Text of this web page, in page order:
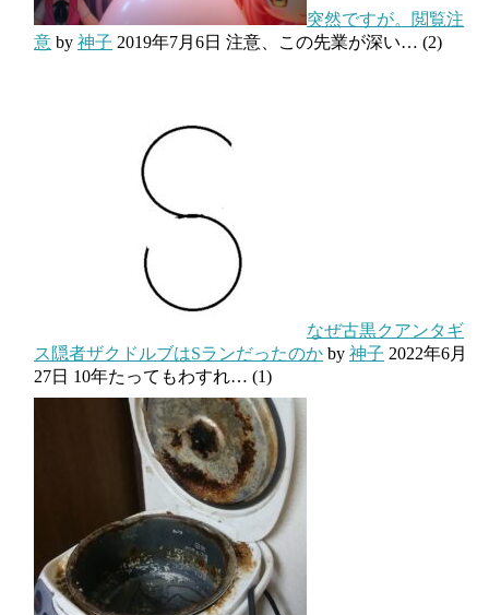
突然ですが。閲覧注
意 by 神子 2019年7月6日 注意、この先業が深い… (2)
なぜ古黒クアンタギ
ス隠者ザクドルブはSランだったのか by 神子 2022年6月
27日 10年たってもわすれ… (1)